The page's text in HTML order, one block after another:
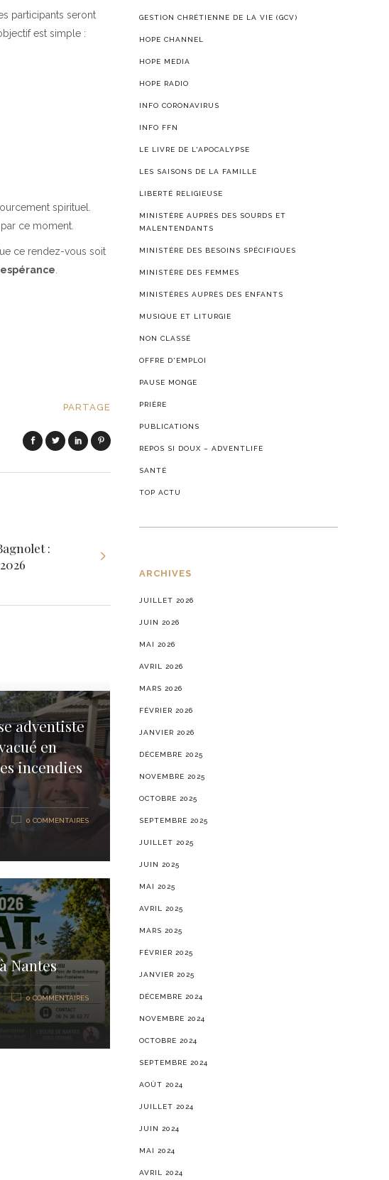
participants seront
est simple :
spirituel.
ce moment.
ce rendez-vous soit
PARTAGE
:
adventiste
en
incendies
0 COMMENTAIRES
Nantes
0 COMMENTAIRES
GESTION CHRÉTIENNE DE LA VIE (GCV)
HOPE CHANNEL
HOPE MEDIA
HOPE RADIO
INFO CORONAVIRUS
INFO FFN
LE LIVRE DE L'APOCALYPSE
LES SAISONS DE LA FAMILLE
LIBERTÉ RELIGIEUSE
MINISTÈRE AUPRÈS DES SOURDS ET
MALENTENDANTS
MINISTÈRE DES BESOINS SPÉCIFIQUES
MINISTÈRE DES FEMMES
MINISTÈRES AUPRÈS DES ENFANTS
MUSIQUE ET LITURGIE
NON CLASSÉ
OFFRE D'EMPLOI
PAUSE MONGE
PRIÈRE
PUBLICATIONS
REPOS SI DOUX – ADVENTLIFE
SANTÉ
TOP ACTU
ARCHIVES
JUILLET 2026
JUIN 2026
MAI 2026
AVRIL 2026
MARS 2026
FÉVRIER 2026
JANVIER 2026
DÉCEMBRE 2025
NOVEMBRE 2025
OCTOBRE 2025
SEPTEMBRE 2025
JUILLET 2025
JUIN 2025
MAI 2025
AVRIL 2025
MARS 2025
FÉVRIER 2025
JANVIER 2025
DÉCEMBRE 2024
NOVEMBRE 2024
OCTOBRE 2024
SEPTEMBRE 2024
AOÛT 2024
JUILLET 2024
JUIN 2024
MAI 2024
AVRIL 2024